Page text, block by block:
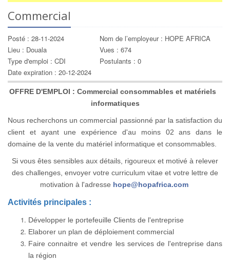
Commercial
Posté : 28-11-2024
Nom de l’employeur : HOPE AFRICA
Lieu : Douala
Vues : 674
Type d'emploi : CDI
Postulants : 0
Date expiration : 20-12-2024
OFFRE D'EMPLOI : Commercial consommables et matériels
informatiques
Nous recherchons un commercial passionné par la satisfaction du
client et ayant une expérience d'au moins 02 ans dans le
domaine de la vente du matériel informatique et consommables.
Si vous êtes sensibles aux détails, rigoureux et motivé à relever
des challenges, envoyer votre curriculum vitae et votre lettre de
motivation à l'adresse hope@hopafrica.com
Activités principales :
Développer le portefeuille Clients de l'entreprise
Elaborer un plan de déploiement commercial
Faire connaitre et vendre les services de l'entreprise dans
la région